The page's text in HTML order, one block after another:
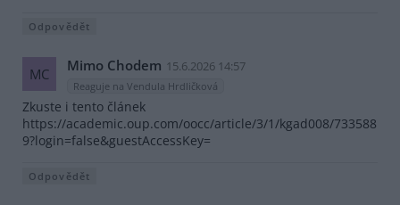
Odpovědět
MC Mimo Chodem 15.6.2026 14:57
Reaguje na Vendula Hrdličková
Zkuste i tento článek
https://academic.oup.com/oocc/article/3/1/kgad008/733588
9?login=false&guestAccessKey=
Odpovědět